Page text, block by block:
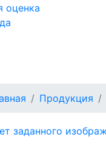
оценка
Продукция